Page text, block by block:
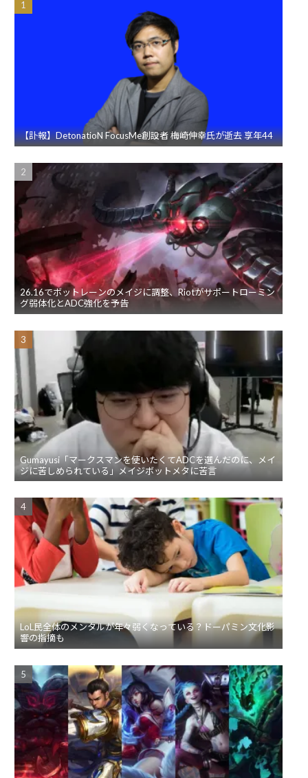
【訃報】DetonatioN FocusMe創設者 梅崎伸幸氏が逝去 享年44
26.16でボットレーンのメイジに調整、Riotがサポートローミン
グ弱体化とADC強化を予告
Gumayusi「マークスマンを使いたくてADCを選んだのに、メイ
ジに苦しめられている」メイジボットメタに苦言
LoL民全体のメンタルが年々弱くなっている？ドーパミン文化影
響の指摘も